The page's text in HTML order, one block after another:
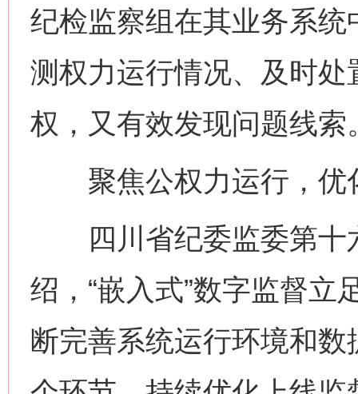
纪检监察组在其业务系统
测权力运行情况、及时
权，又有效发现问题线索
聚焦公权力运行，优
四川省纪委监委第十
绍，“嵌入式”数字监督立
断完善系统运行环境和